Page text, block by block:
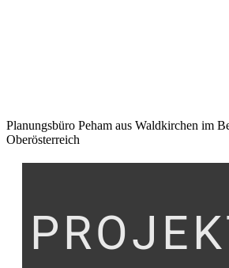
Planungsbüro Peham aus Waldkirchen im
Oberösterreich